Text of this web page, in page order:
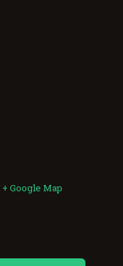
+ Google Map